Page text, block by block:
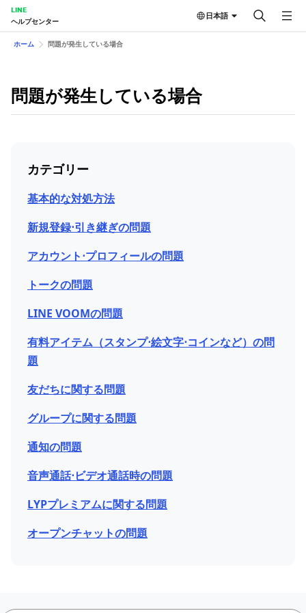
LINE
ヘルプセンター
日本語
ホーム 問題が発生している場合
問題が発生している場合
カテゴリー
基本的な対処方法
新規登録⋅引き継ぎの問題
アカウント⋅プロフィールの問題
トークの問題
LINE VOOMの問題
有料アイテム（スタンプ⋅絵文字⋅コインなど）の問
題
友だちに関する問題
グループに関する問題
通知の問題
音声通話⋅ビデオ通話時の問題
LYPプレミアムに関する問題
オープンチャットの問題